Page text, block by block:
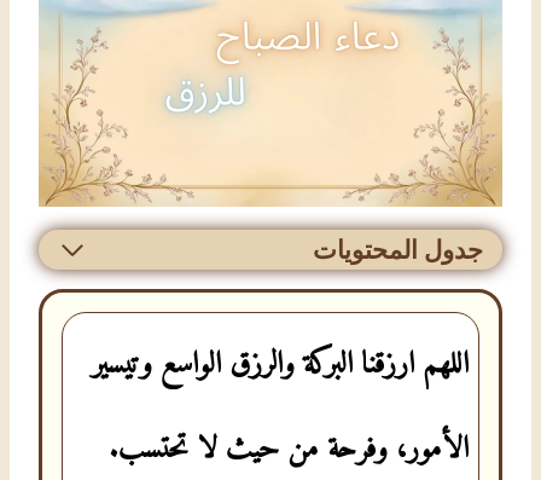
جدول المحتويات
اللهم ارزقنا البركة والرزق الواسع وتيسير
الأمور، وفرحة من حيث لا تحتسب.